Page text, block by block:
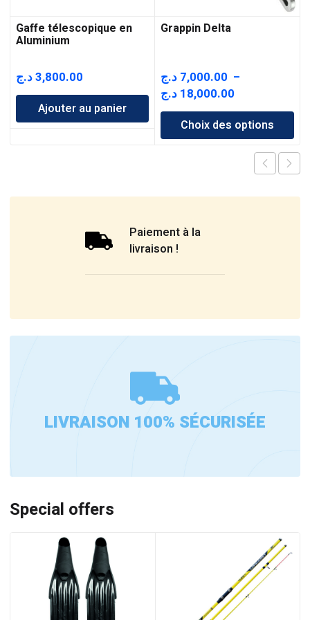
Gaffe télescopique en
Aluminium
3,800.00د.ج
Ajouter au panier
Grappin Delta
7,000.00 د.ج
–
18,000.00 د.ج
de
prix :
7,000.00 د.ج
18,000.00 د.ج
Choix des options
Paiement à la
livraison !
LIVRAISON 100% SÉCURISÉE
Special offers